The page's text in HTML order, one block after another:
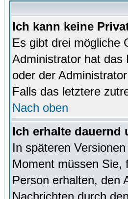
Ich kann keine
Es gibt drei mögliche
Administrator hat das
oder der
Falls das letztere
Nach oben
Ich erhalte dauernd
In späteren
Moment müssen Sie,
Person erhalten, den
Nachrichten durch